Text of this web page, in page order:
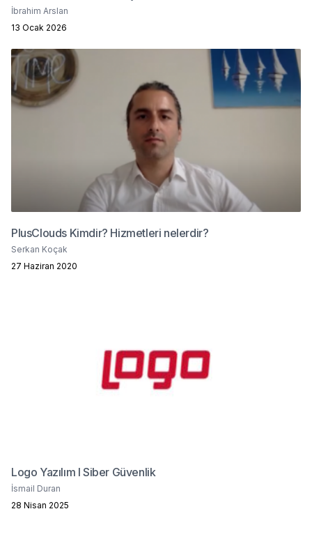
İbrahim Arslan
13 Ocak 2026
PlusClouds Kimdir? Hizmetleri nelerdir?
Serkan Koçak
27 Haziran 2020
Logo Yazılım I Siber Güvenlik
İsmail Duran
28 Nisan 2025